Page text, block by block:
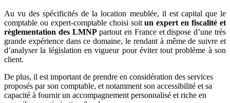
Au vu des spécificités de la location meublée, il est capital que le
comptable ou expert-comptable choisi soitun expert en fiscalité et
règlementation des LMNPpartout en France et dispose d’une très
grande expérience dans ce domaine, le rendant à même de suivre et
d’analyser la législation en vigueur pour éviter tout problème à son
client.
De plus, il est important de prendre en considération des services
proposés par son comptable, et notamment son accessibilité et sa
capacité à fournir un accompagnement personnalisé et riche en